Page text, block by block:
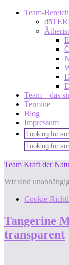
Team-Bereich
Team – das
Termine
Blog
Impressum
Team Kraft der
Wir sind
Cookie-
Tangerine
transparent